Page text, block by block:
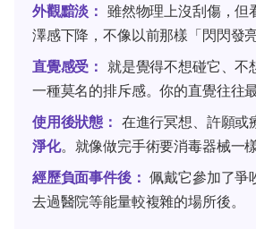
外觀黯淡： 雖然物理上沒刮傷，但
澤感下降，不像以前那樣「閃閃發亮
直覺感受： 就是覺得不想碰它、不
一種莫名的排斥感。你的直覺往往最
使用後狀態： 在進行冥想、許願或
淨化。就像做完手術要消毒器械一樣
經歷負面事件後： 佩戴它參加了爭
去過醫院等能量較複雜的場所後。